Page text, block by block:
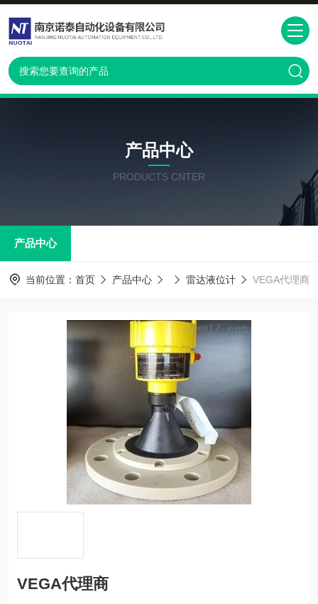
产品中心
PRODUCTS CNTER
产品中心
当前位置： 首页 产品中心 雷达液位计 VEGA代理商
VEGA代理商